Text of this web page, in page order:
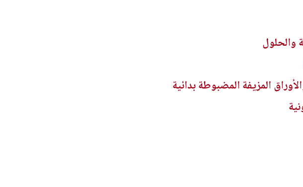
والحلول
المزيفة المضبوطة بدائية